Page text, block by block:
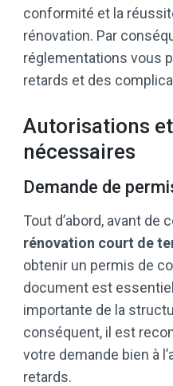
conformité et la
rénovation. Par
réglementations vous
retards et des
Autorisations
nécessaires
Demande de
Tout d’abord, avant de
rénovation court de
obtenir un permis de
document est
importante de la
conséquent, il est
votre demande bien à
retards.